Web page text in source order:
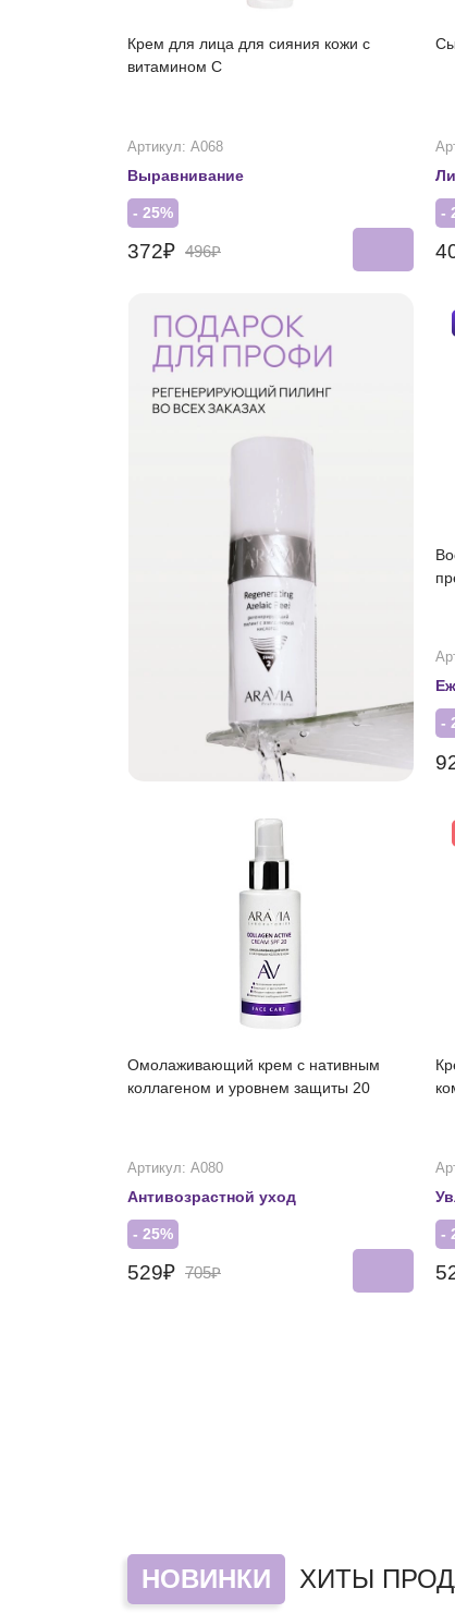
Крем для лица для сияния кожи с
витамином С
Артикул: А068
Выравнивание
- 25%
372₽ 496₽
-
-
Омолаживающий крем с нативным
коллагеном и уровнем защиты 20
Артикул: А080
Антивозрастной уход
- 25%
529₽ 705₽
-
НОВИНКИ ХИТЫ